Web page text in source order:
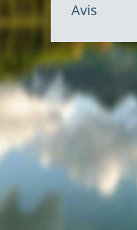
Avis